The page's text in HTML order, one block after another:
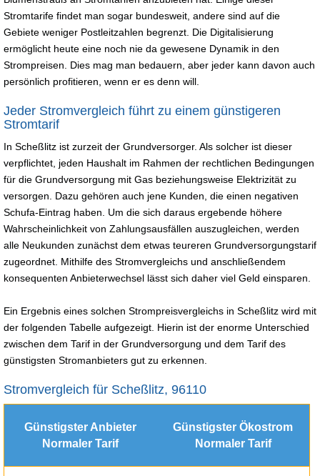
Stromtarife findet man sogar bundesweit, andere sind auf die
Gebiete weniger Postleitzahlen begrenzt. Die Digitalisierung
ermöglicht heute eine noch nie da gewesene Dynamik in den
Strompreisen. Dies mag man bedauern, aber jeder kann davon auch
persönlich profitieren, wenn er es denn will.
Jeder Stromvergleich führt zu einem günstigeren
Stromtarif
In Scheßlitz ist zurzeit der Grundversorger. Als solcher ist dieser
verpflichtet, jeden Haushalt im Rahmen der rechtlichen Bedingungen
für die Grundversorgung mit Gas beziehungsweise Elektrizität zu
versorgen. Dazu gehören auch jene Kunden, die einen negativen
Schufa-Eintrag haben. Um die sich daraus ergebende höhere
Wahrscheinlichkeit von Zahlungsausfällen auszugleichen, werden
alle Neukunden zunächst dem etwas teureren Grundversorgungstarif
zugeordnet. Mithilfe des Stromvergleichs und anschließendem
konsequenten Anbieterwechsel lässt sich daher viel Geld einsparen.
Ein Ergebnis eines solchen Strompreisvergleichs in Scheßlitz wird mit
der folgenden Tabelle aufgezeigt. Hierin ist der enorme Unterschied
zwischen dem Tarif in der Grundversorgung und dem Tarif des
günstigsten Stromanbieters gut zu erkennen.
Stromvergleich für Scheßlitz, 96110
Günstigster Anbieter
Normaler Tarif
Günstigster Ökostrom
Normaler Tarif